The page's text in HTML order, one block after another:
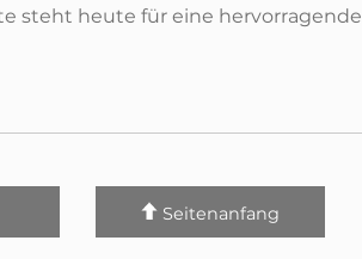
steht heute für eine hervorragende
Seitenanfang